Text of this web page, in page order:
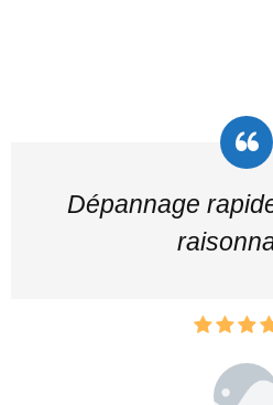
Dépannage